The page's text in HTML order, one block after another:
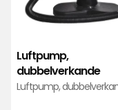
Luftpump,
dubbelverkande
Luftpump,